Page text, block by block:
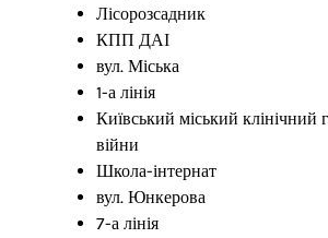
Лісорозсадник
КПП ДАІ
вул. Міська
1-а лінія
Київський міський клінічний
війни
Школа-інтернат
вул. Юнкерова
7-а лінія